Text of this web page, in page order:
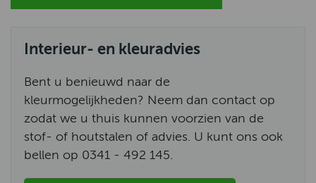
Interieur- en kleuradvies
Bent u benieuwd naar de
kleurmogelijkheden? Neem dan contact op
zodat we u thuis kunnen voorzien van de
stof- of houtstalen of advies. U kunt ons ook
bellen op 0341 - 492 145.